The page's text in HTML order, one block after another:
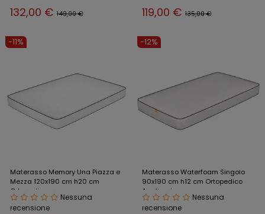
132,00 € 149,00 € 119,00 € 135,00 €
-11%
Materasso Memory Una Piazza e
Mezza 120x190 cm h20 cm
Ortopedico
Nessuna
recensione
-12%
Materasso Waterfoam Singolo
90x190 cm h12 cm Ortopedico
Anallergico
Nessuna
recensione